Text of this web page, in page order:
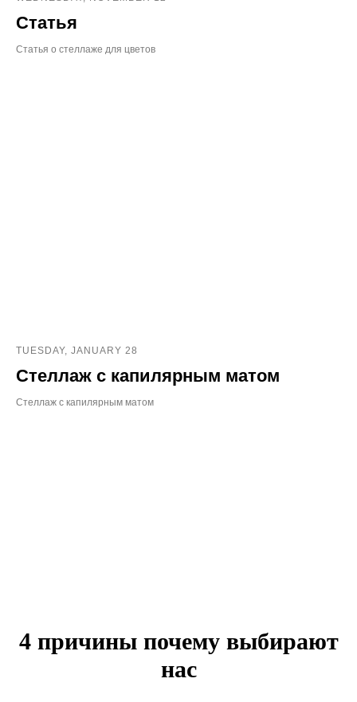
Статья
Статья о стеллаже для цветов
TUESDAY, JANUARY 28
Стеллаж с капилярным матом
Стеллаж с капилярным матом
4 причины почему выбирают
нас